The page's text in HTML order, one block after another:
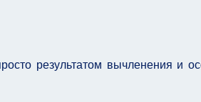
результатом вычленения и